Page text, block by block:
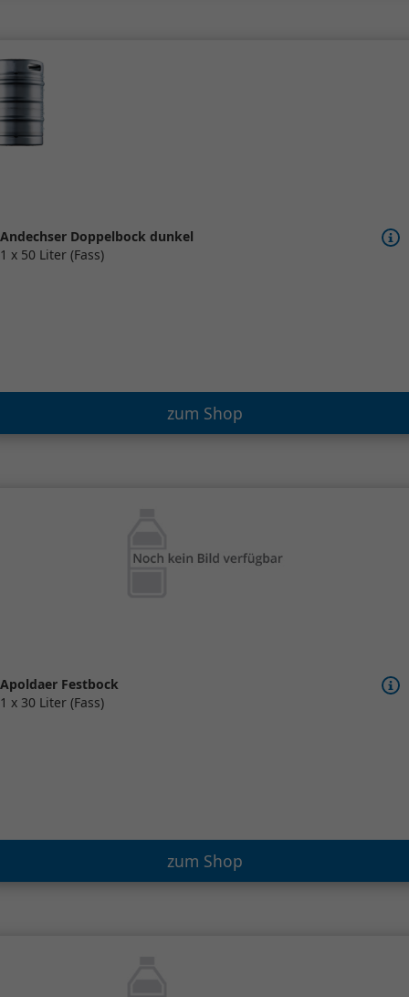
Andechser Doppelbock dunkel
1 x 50 Liter (Fass)
zum Shop
Apoldaer Festbock
1 x 30 Liter (Fass)
zum Shop